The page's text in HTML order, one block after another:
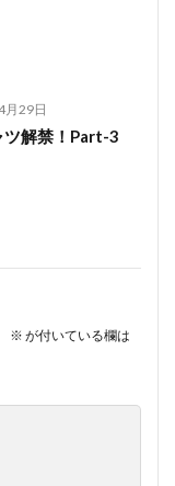
月29日
ツ解禁！Part-3
※ が付いている欄は